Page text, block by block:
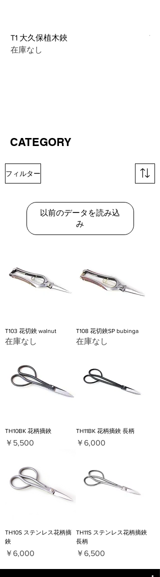
T1 大久保植木鋏
在庫なし
CATEGORY
フィルター
以前のデータを読み込
み
T103 花切鋏 walnut
在庫なし
T108 花切鋏SP bubinga
在庫なし
TH10BK 花柄摘鋏
価格
￥5,500
TH11BK 花柄摘鋏 長柄
価格
￥6,000
TH10S ステンレス花柄摘
鋏
価格
￥6,000
TH11S ステンレス花柄摘鋏
長柄
価格
￥6,500